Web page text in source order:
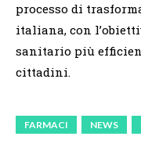
processo di
italiana, con
sanitario più
cittadini.
FARMACI NEWS